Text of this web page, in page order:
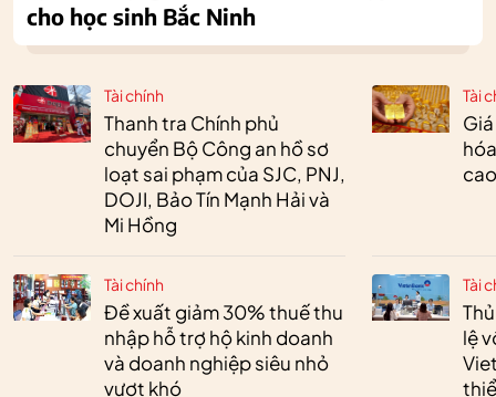
Tài chính
Thanh tra Chính phủ
chuyển Bộ Công an hồ sơ
loạt sai phạm của SJC, PNJ,
DOJI, Bảo Tín Mạnh Hải và
Mi Hồng
Tài chính
Đề xuất giảm 30% thuế thu
nhập hỗ trợ hộ kinh doanh
và doanh nghiệp siêu nhỏ
vượt khó
Tài
Tài
lệ
cho học sinh Bắc Ninh